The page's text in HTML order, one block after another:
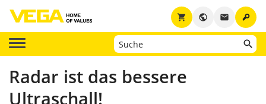
key
email
public
shopping_cart
Radar ist das bessere
Ultraschall!